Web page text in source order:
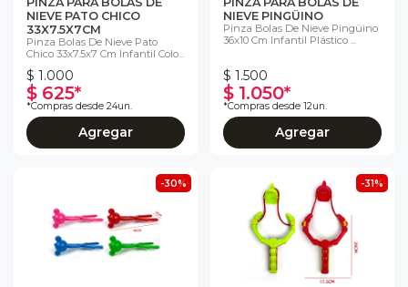
NIEVE PATO CHICO
33X7.5X7CM
Pinza Bolas De Nieve Pato
Chico 33x7.5x7 Cm Infantil Colo...
$ 1.000
$ 625*
*Compras desde 24un.
Agregar
NIEVE PINGÜINO
Pinza Bolas De Nieve Pingüino
36x10 Cm Infantil Plástico ...
$ 1.500
$ 1.050*
*Compras desde 12un.
Agregar
-30% -31%